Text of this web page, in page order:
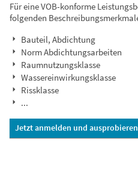
Für eine VOB-konforme
folgenden
Bauteil, Abdichtung
Norm Abdichtungsarbeiten
Raumnutzungsklasse
Wassereinwirkungsklasse
Rissklasse
...
Jetzt anmelden und ausprobieren